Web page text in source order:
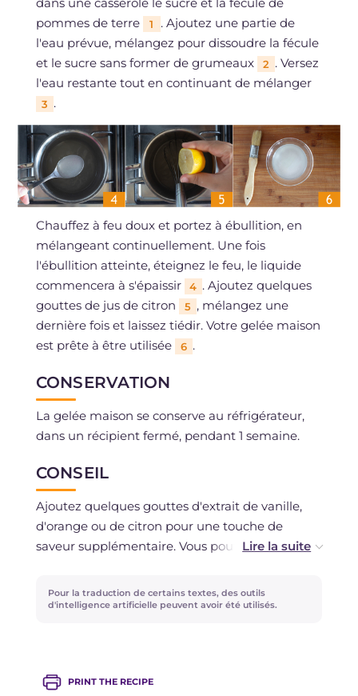
pommes de terre
1
. Ajoutez une partie de
l'eau prévue, mélangez pour dissoudre la fécule
et le sucre sans former de grumeaux
2 . Versez
l'eau restante tout en continuant de mélanger
3 .
Chauffez à feu doux et portez à ébullition, en
mélangeant continuellement. Une fois
l'ébullition atteinte, éteignez le feu, le liquide
commencera à s'épaissir
4 . Ajoutez quelques
gouttes de jus de citron
5 , mélangez une
dernière fois et laissez tiédir. Votre gelée maison
est prête à être utilisée
6 .
CONSERVATION
La gelée maison se conserve au réfrigérateur,
dans un récipient fermé, pendant 1 semaine.
CONSEIL
Ajoutez quelques gouttes d'extrait de vanille,
d'orange ou de citron pour une touche de
saveur supplémentaire. Vous pouvez également
pour un arôme plus intense. La fécule de
pommes de terre peut être remplacée par de la
un résultat coloré et sain. Pour des préparations
Pour la traduction de certains textes, des outils
d'intelligence artificielle peuvent avoir été utilisés.
PRINT THE RECIPE